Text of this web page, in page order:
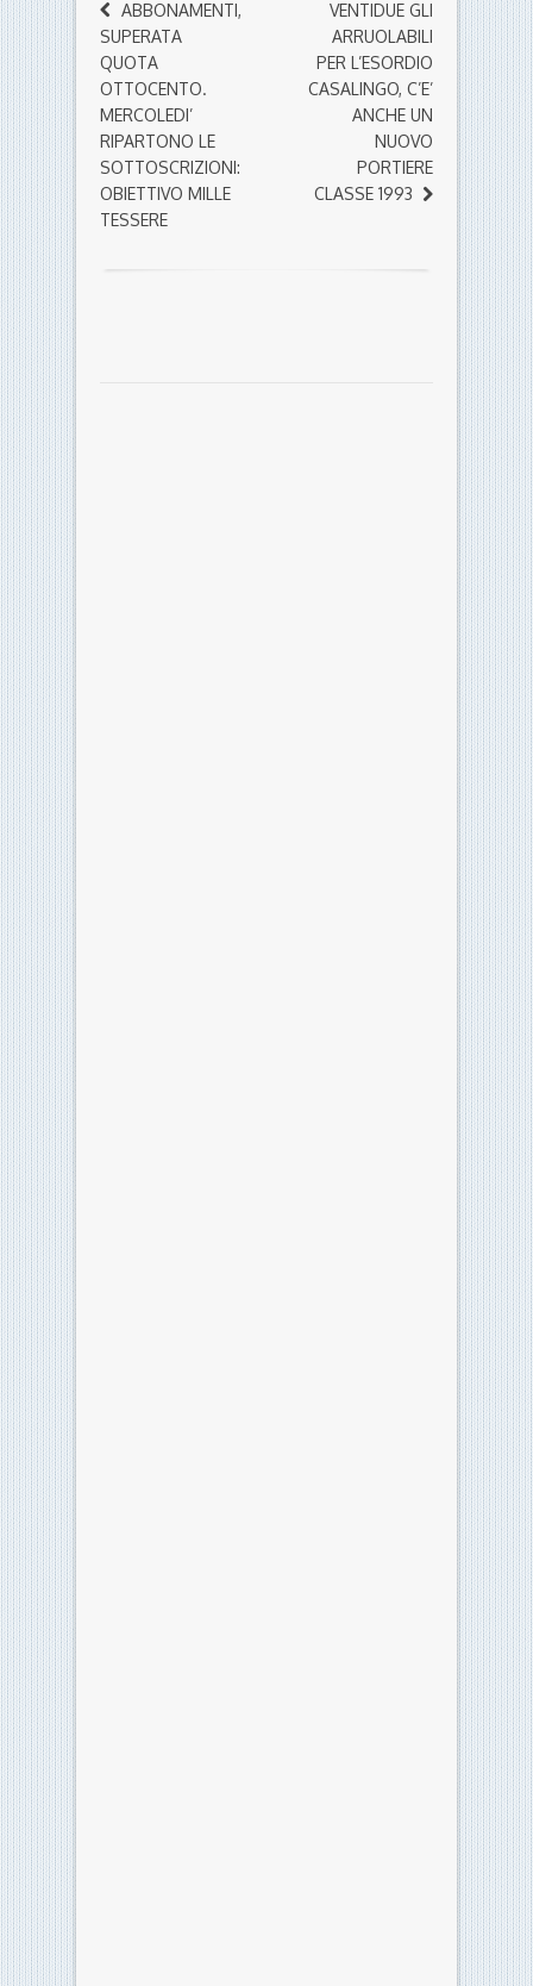
ABBONAMENTI,
SUPERATA
QUOTA
OTTOCENTO.
MERCOLEDI’
RIPARTONO LE
SOTTOSCRIZIONI:
OBIETTIVO MILLE
TESSERE
VENTIDUE GLI
ARRUOLABILI
PER L’ESORDIO
CASALINGO, C’E’
ANCHE UN
NUOVO
PORTIERE
CLASSE 1993